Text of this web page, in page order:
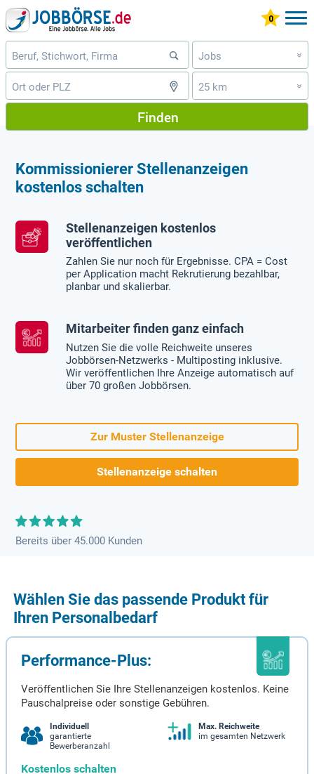
Jobs »
25 km »
Finden
Kommissionierer Stellenanzeigen
kostenlos schalten
Stellenanzeigen kostenlos
veröffentlichen
Zahlen Sie nur noch für Ergebnisse. CPA = Cost
per Application macht Rekrutierung bezahlbar,
planbar und skalierbar.
Mitarbeiter finden ganz einfach
Nutzen Sie die volle Reichweite unseres
Jobbörsen-Netzwerks - Multiposting inklusive.
Wir veröffentlichen Ihre Anzeige automatisch auf
über 70 großen Jobbörsen.
Zur Muster Stellenanzeige
Stellenanzeige schalten
Bereits über 45.000 Kunden
Wählen Sie das passende Produkt für
Ihren Personalbedarf
Performance-Plus:
Veröffentlichen Sie Ihre Stellenanzeigen kostenlos. Keine
Pauschalpreise oder sonstige Gebühren.
Individuell
garantierte
Bewerberanzahl
Max. Reichweite
im gesamten Netzwerk
Kostenlos schalten